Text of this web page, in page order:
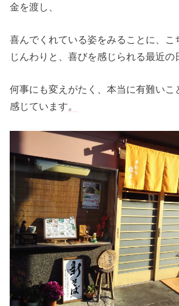
金を渡し、
喜んでくれている姿をみることに、こ
じんわりと、喜びを感じられる最近の
何事にも変えがたく、本当に有難いこ
感じています。